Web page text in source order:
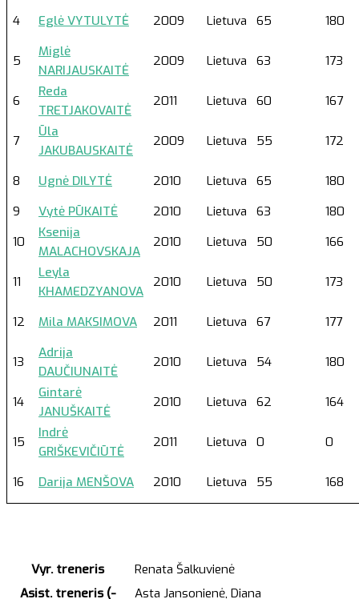
4 Eglė VYTULYTĖ 2009 Lietuva 65 180
5
Miglė
NARIJAUSKAITĖ
2009 Lietuva 63 173
6
Reda
TRETJAKOVAITĖ
2011 Lietuva 60 167
7
Ūla
JAKUBAUSKAITĖ
2009 Lietuva 55 172
8 Ugnė DILYTĖ 2010 Lietuva 65
180
9
Vytė PŪKAITĖ 2010 Lietuva 63
180
10
Ksenija
MALACHOVSKAJA
2010 Lietuva 50 166
11
Leyla
KHAMEDZYANOVA
2010 Lietuva 50 173
12 Mila MAKSIMOVA 2011 Lietuva 67 177
13
Adrija
DAUČIUNAITĖ
2010 Lietuva 54 180
14
Gintarė
JANUŠKAITĖ
2010 Lietuva 62 164
15
Indrė
GRIŠKEVIČIŪTĖ
2011 Lietuva 0 0
16 Darija MENŠOVA 2010 Lietuva 55 168
Vyr. treneris
Renata Šalkuvienė
Asist. treneris (-
Asta Jansonienė, Diana